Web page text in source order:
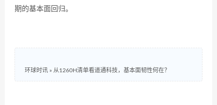
期的基本面回归。
环球时讯 » 从1260H清单看道通科技，基本面韧性何在？